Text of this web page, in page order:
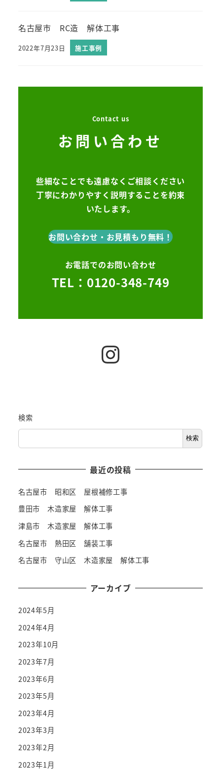
名古屋市 RC造 解体工事
2022年7月23日 施工事例
Contact us
お問い合わせ
些細なことでも遠慮なくご相談ください
丁寧にわかりやすく説明することを約束
いたします。
お問い合わせ・お見積もり無料！
お電話でのお問い合わせ
TEL：0120-348-749
Instagram
検索
検索
最近の投稿
名古屋市 昭和区 屋根補修工事
豊田市 木造家屋 解体工事
津島市 木造家屋 解体工事
名古屋市 熱田区 舗装工事
名古屋市 守山区 木造家屋 解体工事
アーカイブ
2024年5月
2024年4月
2023年10月
2023年7月
2023年6月
2023年5月
2023年4月
2023年3月
2023年2月
2023年1月